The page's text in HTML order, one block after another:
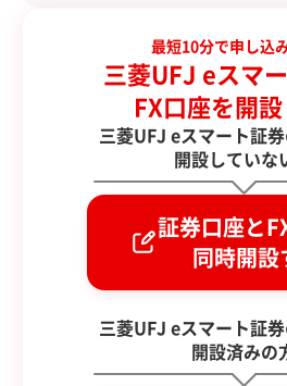
最短10分で申し込
三菱UFJ eスマ
FX口座を開
三菱UFJ eスマート証
開設していな
証券口座と
同時開設
三菱UFJ eスマート証
開設済みの